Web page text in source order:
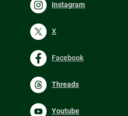
Instagram
X
Facebook
Threads
Youtube